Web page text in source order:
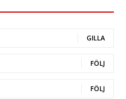
GILLA
FÖLJ
FÖLJ